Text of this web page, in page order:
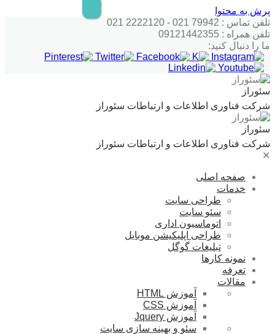
پرش به محتوا
تلفن تماس : 79942 021 - 2222120 021
تلفن همراه : 09121442355
ما را دنبال کنید:
سئوراز
شرکت فناوری اطلاعات و ارتباطات سئوراز
سئوراز
شرکت فناوری اطلاعات و ارتباطات سئوراز
✕
صفحه اصلی
خدمات
طراحی سایت
سئو سایت
اتوماسیون اداری
طراحی اپلیکیشن موبایل
تبلیغات گوگل
نمونه کارها
تعرفه
مقالات
آموزش HTML
آموزش CSS
آموزش Jquery
سئو و بهینه سازی سایت